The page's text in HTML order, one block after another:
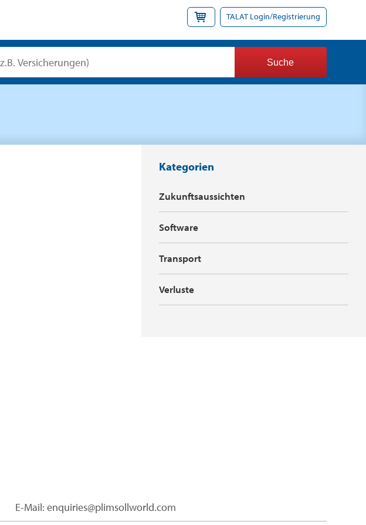
TALAT Login/Registrierung
Kategorien
Zukunftsaussichten
Software
Transport
Verluste
E-Mail: enquiries@plimsollworld.com